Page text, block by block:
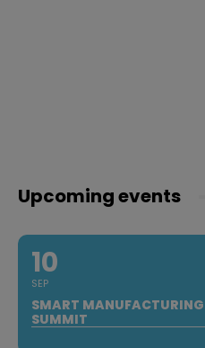
Upcoming events
10
SEP
SMART
SUMMIT